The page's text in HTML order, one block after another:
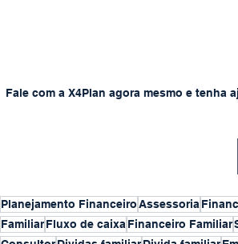
Fale com a X4Plan agora mesmo e
Planejamento FinanceiroAssessoria
FamiliarFluxo de caixa Financeiro Familiar